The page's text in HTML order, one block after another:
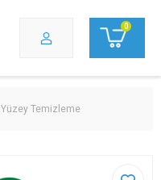
0
Yüzey Temizleme